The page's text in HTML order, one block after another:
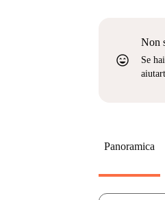
sentiment_very_satisfied
Non
Se
Panoramica